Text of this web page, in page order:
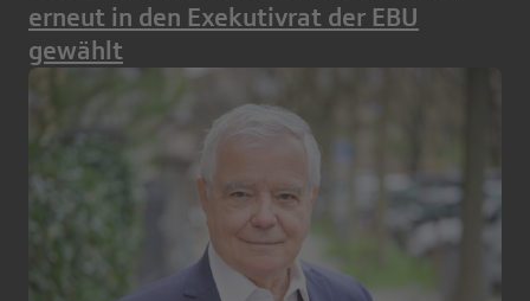
erneut in den Exekutivrat der EBU
gewählt